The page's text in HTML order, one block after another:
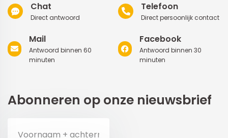
Chat
Direct antwoord
Telefoon
Direct persoonlijk contact
Mail
Antwoord binnen 60
minuten
Facebook
Antwoord binnen 30
minuten
Abonneren op onze nieuwsbrief